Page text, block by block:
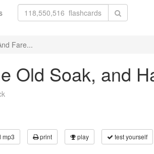
Fare...
Old Soak, and
mp3 print play test yourself